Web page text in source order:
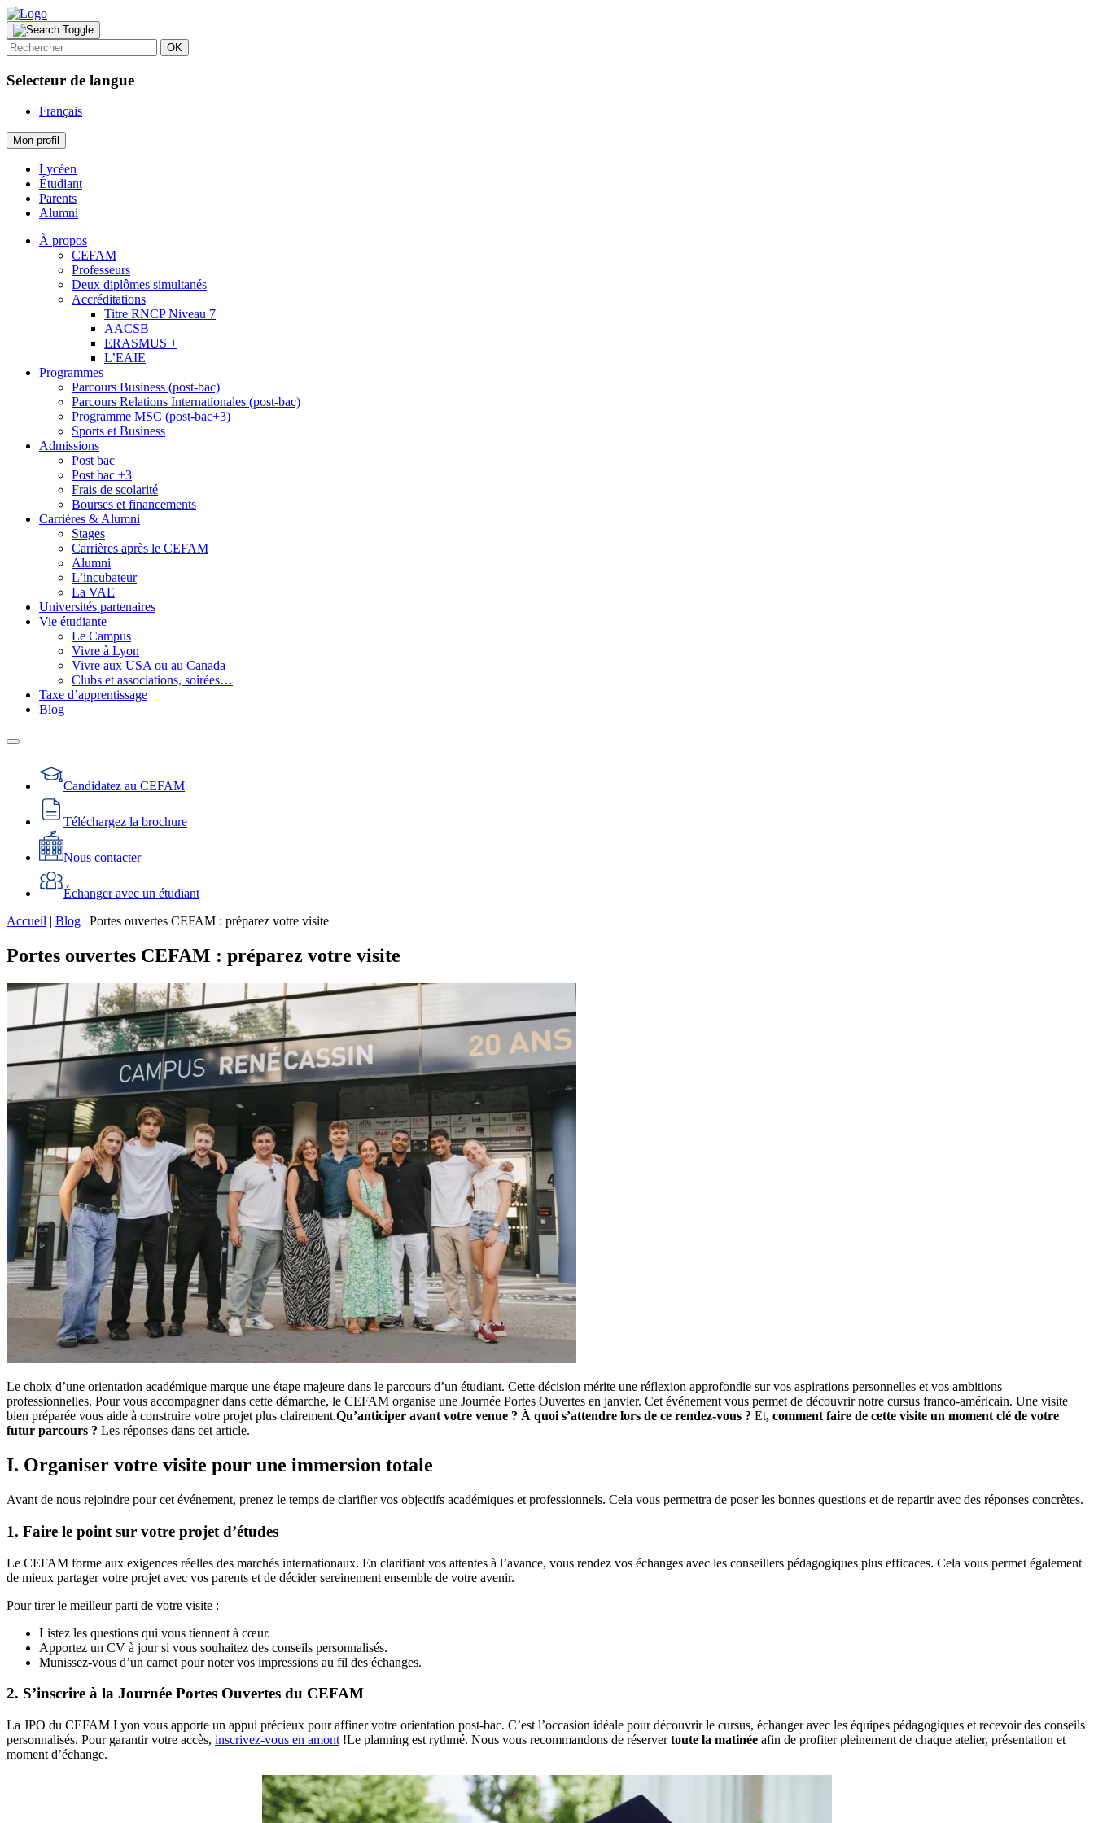
OK
Selecteur de langue
Français
Mon profil
Lycéen
Étudiant
Parents
Alumni
À propos
CEFAM
Professeurs
Deux diplômes simultanés
Accréditations
Titre RNCP Niveau 7
AACSB
ERASMUS +
L’EAIE
Programmes
Parcours Business (post-bac)
Parcours Relations Internationales (post-bac)
Programme MSC (post-bac+3)
Sports et Business
Admissions
Post bac
Post bac +3
Frais de scolarité
Bourses et financements
Carrières & Alumni
Stages
Carrières après le CEFAM
Alumni
L’incubateur
La VAE
Universités partenaires
Vie étudiante
Le Campus
Vivre à Lyon
Vivre aux USA ou au Canada
Clubs et associations, soirées…
Taxe d’apprentissage
Blog
Candidatez au CEFAM
Téléchargez la brochure
Nous contacter
Échanger avec un étudiant
Accueil | Blog | Portes ouvertes CEFAM : préparez votre visite
Portes ouvertes CEFAM : préparez votre visite
Le choix d’une orientation académique marque une étape majeure dans le parcours d’un étudiant. Cette décision mérite une réflexion approfondie sur vos aspirations personnelles et vos ambitions
professionnelles. Pour vous accompagner dans cette démarche, le CEFAM organise une Journée Portes Ouvertes en janvier. Cet événement vous permet de découvrir notre cursus franco-américain. Une visite
bien préparée vous aide à construire votre projet plus clairement.Qu’anticiper avant votre venue ? À quoi s’attendre lors de ce rendez-vous ? Et, comment faire de cette visite un moment clé de votre
futur parcours ? Les réponses dans cet article.
I. Organiser votre visite pour une immersion totale
Avant de nous rejoindre pour cet événement, prenez le temps de clarifier vos objectifs académiques et professionnels. Cela vous permettra de poser les bonnes questions et de repartir avec des réponses concrètes.
1. Faire le point sur votre projet d’études
Le CEFAM forme aux exigences réelles des marchés internationaux. En clarifiant vos attentes à l’avance, vous rendez vos échanges avec les conseillers pédagogiques plus efficaces. Cela vous permet également
de mieux partager votre projet avec vos parents et de décider sereinement ensemble de votre avenir.
Pour tirer le meilleur parti de votre visite :
Listez les questions qui vous tiennent à cœur.
Apportez un CV à jour si vous souhaitez des conseils personnalisés.
Munissez-vous d’un carnet pour noter vos impressions au fil des échanges.
2. S’inscrire à la Journée Portes Ouvertes du CEFAM
La JPO du CEFAM Lyon vous apporte un appui précieux pour affiner votre orientation post-bac. C’est l’occasion idéale pour découvrir le cursus, échanger avec les équipes pédagogiques et recevoir des conseils
personnalisés. Pour garantir votre accès, inscrivez-vous en amont !Le planning est rythmé. Nous vous recommandons de réservertoute la matinée afin de profiter pleinement de chaque atelier, présentation et
moment d’échange.